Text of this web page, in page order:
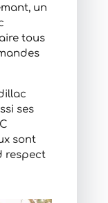
un
tous
ses
sont
respect